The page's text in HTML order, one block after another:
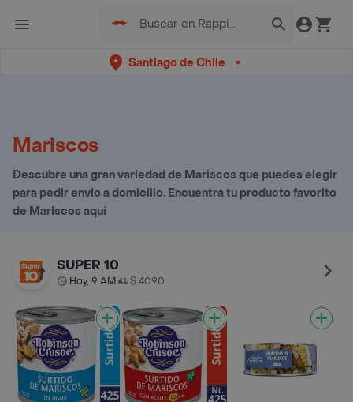
Santiago de Chile
Mariscos
Descubre una gran variedad de Mariscos que puedes elegir
para pedir envio a domicilio. Encuentra tu producto favorito
de Mariscos aquí
SUPER 10
Hoy, 9 AM• $ 4090